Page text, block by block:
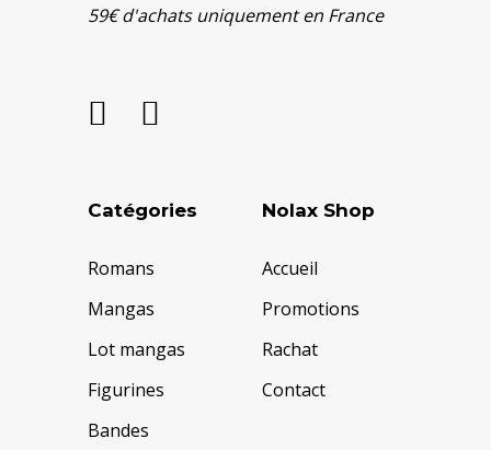
59€ d'achats uniquement en France
Catégories
Romans
Mangas
Lot mangas
Figurines
Bandes
Nolax Shop
Accueil
Promotions
Rachat
Contact